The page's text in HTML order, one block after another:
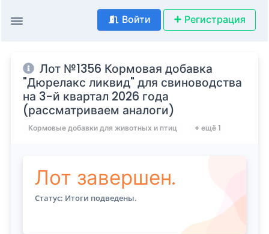
Войти Регистрация
Лот №1356 Кормовая добавка
"Дюрелакс ликвид" для свиноводства
на 3-й квартал 2026 года
(рассматриваем аналоги)
Кормовые добавки для животных и птиц + ещё 1
Лот завершен.
Статус: Итоги подведены.